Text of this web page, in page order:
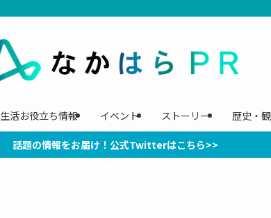
生活お役立ち情報 イベント ストーリー 歴史・
話題の情報をお届け！公式Twitterはこちら>>